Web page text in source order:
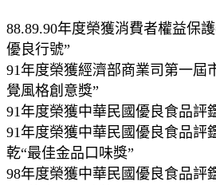
88.89.90年度榮獲消費者權益保
優良行號”
91年度榮獲經濟部商業司第一屆
覺風格創意獎”
91年度榮獲中華民國優良食品評
91年度榮獲中華民國優良食品
乾“最佳金品口味獎”
98年度榮獲中華民國優良食品